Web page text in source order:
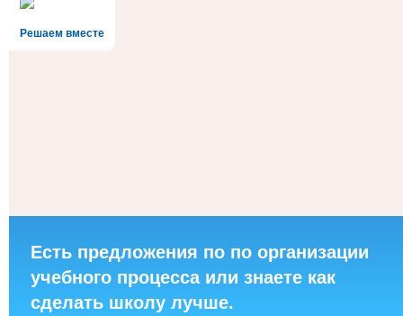
Решаем вместе
Есть предложения по по организации
учебного процесса или знаете как
сделать школу лучше.